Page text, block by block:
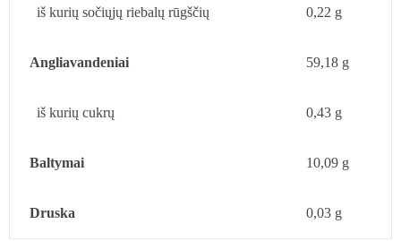
iš kurių sočiųjų riebalų rūgščių 0,22 g
Angliavandeniai 59,18 g
iš kurių cukrų 0,43 g
Baltymai 10,09 g
Druska 0,03 g